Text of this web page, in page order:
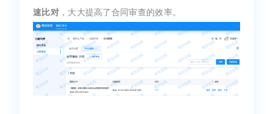
速比对，大大提高了合同审查的效率。